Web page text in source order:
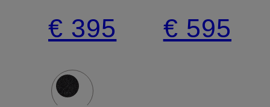
STATEMENTS
met
kasjmier
€ 395
in een
€ 595